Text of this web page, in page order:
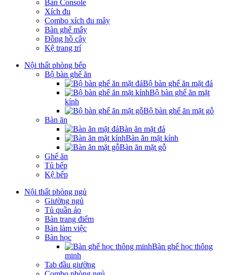
Bàn Console
Xích đu
Combo xích đu mây
Bàn ghế mây
Đồng hồ cây
Kệ trang trí
Nội thất phòng bếp
Bộ bàn ghế ăn
Bộ bàn ghế ăn mặt đá
Bộ bàn ghế ăn mặt
kính
Bộ bàn ghế ăn mặt gỗ
Bàn ăn
Bàn ăn mặt đá
Bàn ăn mặt kính
Bàn ăn mặt gỗ
Ghế ăn
Tủ bếp
Kệ bếp
Nội thất phòng ngủ
Giường ngủ
Tủ quần áo
Bàn trang điểm
Bàn làm việc
Bàn học
Bàn ghế học thông
minh
Tab đầu giường